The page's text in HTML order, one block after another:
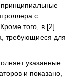
с
того, в [2]
требующиеся для
указанные
и показано,